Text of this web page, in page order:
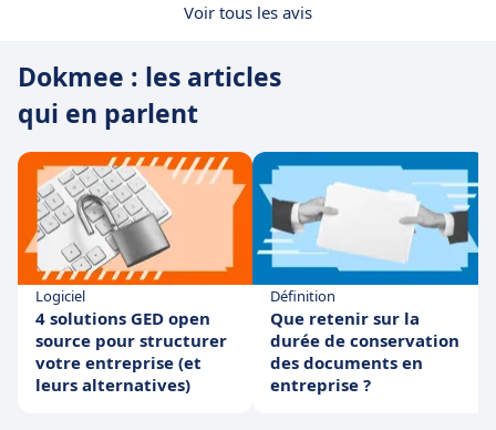
d'intégrer n'importe quel système de gestion des processus
Voir tous les avis
Dokmee : les articles
qui en parlent
Logiciel
4 solutions GED open
source pour structurer
votre entreprise (et
leurs alternatives)
Définition
Que retenir sur la
durée de conservation
des documents en
entreprise ?